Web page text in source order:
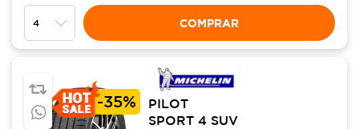
COMPRAR
-35%
PILOT
SPORT 4 SUV